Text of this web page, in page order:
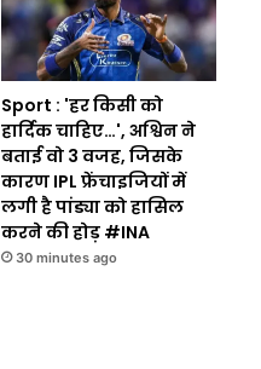
Sport : 'हर किसी को
हार्दिक चाहिए…', अश्विन ने
बताई वो 3 वजह, जिसके
कारण IPL फ्रेंचाइजियों में
लगी है पांड्या को हासिल
करने की होड़ #INA
30 minutes ago